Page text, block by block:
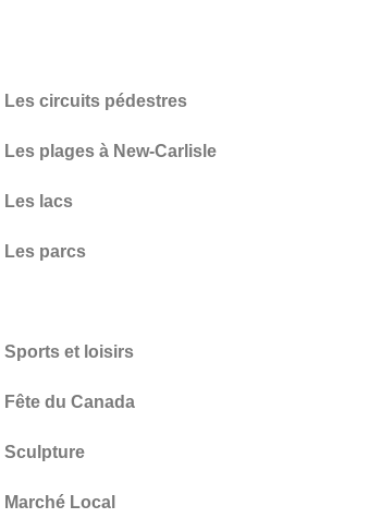
Les circuits pédestres
Les plages à New-Carlisle
Les lacs
Les parcs
Sports et loisirs
Fête du Canada
Sculpture
Marché Local